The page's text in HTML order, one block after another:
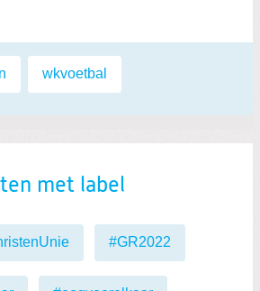
wkvoetbal
met label
#GR2022